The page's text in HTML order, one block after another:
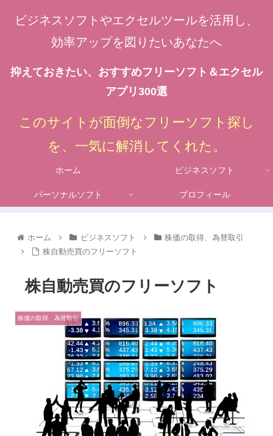
ビジネスソフトやエクセルツールを活用し、
効率アップを図りたいあなたへ
抑えておきたい、おすすめフリーソフト＆エクセル
アプリ300選
このサイトが面倒なフリーソフト探し
を、一気に解消してくれた。
ホーム ビジネスソフト
パーソナルソフト プロフィール
ホーム ビジネスソフト
株価の取得、為替取引
株自動売買のフリーソフト
株自動売買のフリーソフト
株価の取得、為替取引